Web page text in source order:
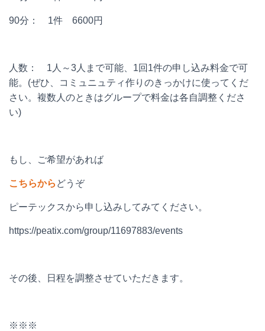
90分： 1件 6600円
人数： 1 人～3 人まで可能、 1回 1件の申し込み料金で可
能。 (ぜひ、コミュニュティ作りのきっかけに使ってくだ
さい。複数人のときはグループで料金は各自調整くださ
い)
もし、ご希望があれば
こちらから どうぞ
ピーテックスから申し込みしてみてください。
https://peatix.com/group/11697883/events
その後、日程を調整させていただきます。
※※※